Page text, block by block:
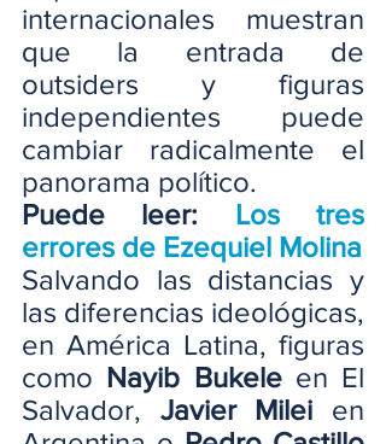
internacionales muestran
que la entrada de
outsiders y figuras
independientes puede
cambiar radicalmente el
panorama político.
Puede leer: Los tres
errores de Ezequiel Molina
Salvando las distancias y
las diferencias ideológicas,
en América Latina, figuras
como Nayib Bukele en El
Salvador, Javier Milei en